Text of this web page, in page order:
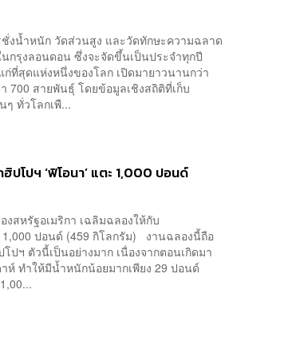
งน้ำหนัก วัดส่วนสูง และวัดทักษะความฉลาด
กรุงลอนดอน ซึ่งจะจัดขึ้นเป็นประจำทุกปี
ที่สุดแห่งหนึ่งของโลก เปิดมายาวนานกว่า
700 สายพันธุ์ โดยข้อมูลเชิงสถิติที่เก็บ
ทั่วโลกเพื...
โปฯ ‘ฟิโอนา’ แตะ 1,000 ปอนด์
สหรัฐอเมริกา เฉลิมฉลองให้กับ
1,000 ปอนด์ (459 กิโลกรัม) งานฉลองนี้ถือ
ปฯ ตัวนี้เป็นอย่างมาก เนื่องจากตอนเกิดมา
ห์ ทำให้มีน้ำหนักน้อยมากเพียง 29 ปอนด์